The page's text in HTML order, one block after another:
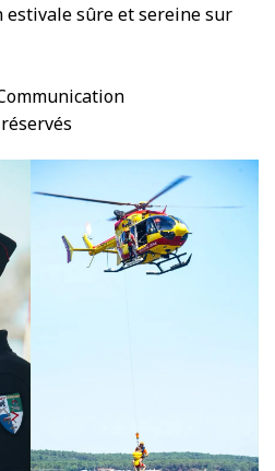
estivale sûre et sereine sur